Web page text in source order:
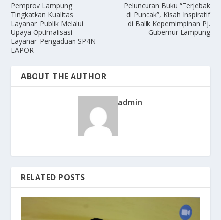
Pemprov Lampung
Tingkatkan Kualitas
Layanan Publik Melalui
Upaya Optimalisasi
Layanan Pengaduan SP4N
LAPOR
Peluncuran Buku “Terjebak
di Puncak”, Kisah Inspiratif
di Balik Kepemimpinan Pj.
Gubernur Lampung
ABOUT THE AUTHOR
admin
RELATED POSTS